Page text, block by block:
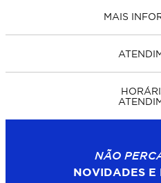
MAIS
NÃO
NOVIDADES E